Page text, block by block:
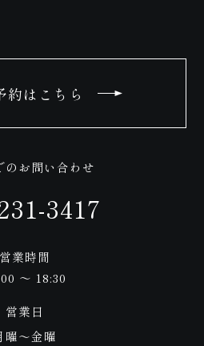
約はこちら
のお問い合わせ
3417
営業時間
～ 18:30
営業日
曜〜金曜